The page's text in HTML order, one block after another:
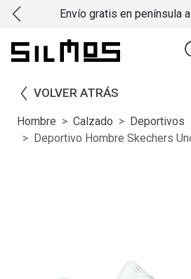
Envío gratis en península
VOLVER ATRÁS
Hombre Calzado
Deportivos
Deportivo Hombre Skechers